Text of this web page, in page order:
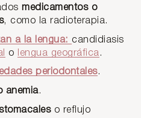
medicamentos o
, como la radioterapia.
a la lengua: candidiasis
o lengua geográfica .
periodontales.
anemia.
o reflujo